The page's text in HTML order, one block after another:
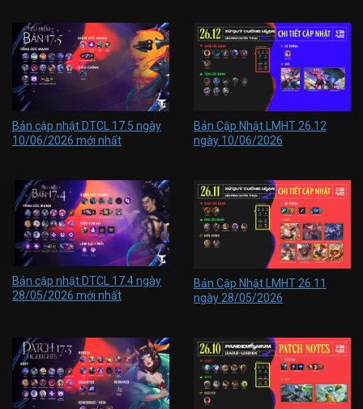
Bản cập nhật DTCL 17.5 ngày
10/06/2026 mới nhất
Bản Cập Nhật LMHT 26.12
ngày 10/06/2026
Bản cập nhật DTCL 17.4 ngày
28/05/2026 mới nhất
Bản Cập Nhật LMHT 26.11
ngày 28/05/2026